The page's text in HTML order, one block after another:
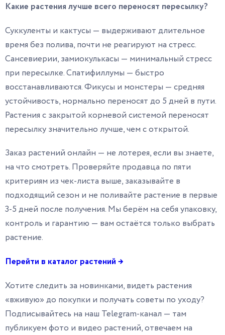
Какие растения лучше всего переносят пересылку?
Суккуленты и кактусы — выдерживают длительное
время без полива, почти не реагируют на стресс.
Сансевиерии, замиокулькасы — минимальный стресс
при пересылке. Спатифиллумы — быстро
восстанавливаются. Фикусы и монстеры — средняя
устойчивость, нормально переносят до 5 дней в пути.
Растения с закрытой корневой системой переносят
пересылку значительно лучше, чем с открытой.
Заказ растений онлайн — не лотерея, если вы знаете,
на что смотреть. Проверяйте продавца по пяти
критериям из чек-листа выше, заказывайте в
подходящий сезон и не поливайте растение в первые
3-5 дней после получения. Мы берём на себя упаковку,
контроль и гарантию — вам остаётся только выбрать
растение.
Перейти в каталог растений →
Хотите следить за новинками, видеть растения
«вживую» до покупки и получать советы по уходу?
Подписывайтесь на наш Telegram-канал — там
публикуем фото и видео растений, отвечаем на